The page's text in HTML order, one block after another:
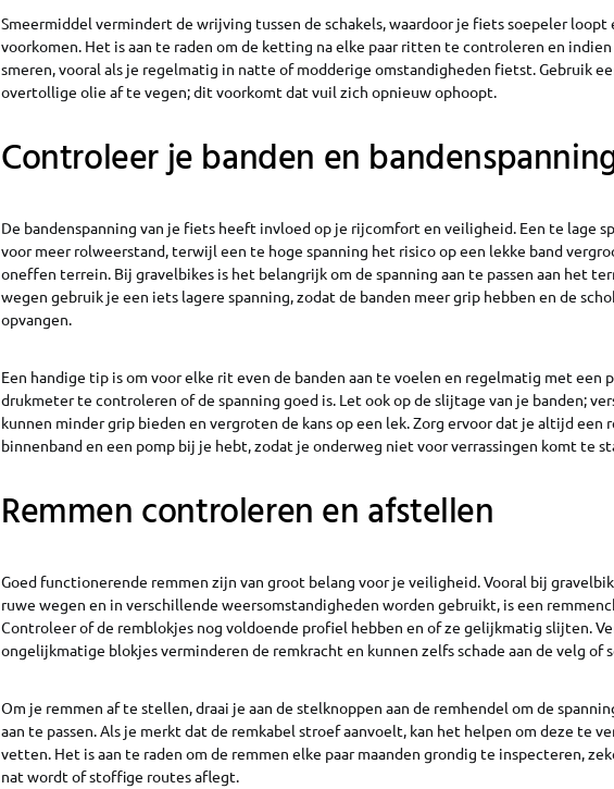
Smeermiddel vermindert de wrijving tussen de schakels, waardoor je fiets soepeler
voorkomen. Het is aan te raden om de ketting na elke paar ritten te controleren en
smeren, vooral als je regelmatig in natte of modderige omstandigheden fietst. Gebruik
overtollige olie af te vegen; dit voorkomt dat vuil zich opnieuw ophoopt.
Controleer je banden en
De bandenspanning van je fiets heeft invloed op je rijcomfort en veiligheid. Een te lage
voor meer rolweerstand, terwijl een te hoge spanning het risico op een lekke band
oneffen terrein. Bij gravelbikes is het belangrijk om de spanning aan te passen aan het
wegen gebruik je een iets lagere spanning, zodat de banden meer grip hebben en de
opvangen.
Een handige tip is om voor elke rit even de banden aan te voelen en regelmatig met een
drukmeter te controleren of de spanning goed is. Let ook op de slijtage van je banden;
kunnen minder grip bieden en vergroten de kans op een lek. Zorg ervoor dat je altijd een
binnenband en een pomp bij je hebt, zodat je onderweg niet voor verrassingen komt te
Remmen controleren en afstellen
Goed functionerende remmen zijn van groot belang voor je veiligheid. Vooral bij
ruwe wegen en in verschillende weersomstandigheden worden gebruikt, is een
Controleer of de remblokjes nog voldoende profiel hebben en of ze gelijkmatig slijten.
ongelijkmatige blokjes verminderen de remkracht en kunnen zelfs schade aan de velg of
Om je remmen af te stellen, draai je aan de stelknoppen aan de remhendel om de
aan te passen. Als je merkt dat de remkabel stroef aanvoelt, kan het helpen om deze te
vetten. Het is aan te raden om de remmen elke paar maanden grondig te inspecteren,
nat wordt of stoffige routes aflegt.